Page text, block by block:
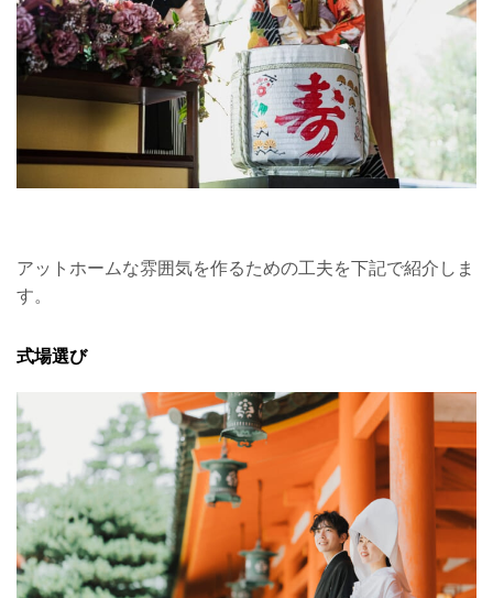
アットホームな雰囲気を作るための工夫を下記で紹介しま
す。
式場選び